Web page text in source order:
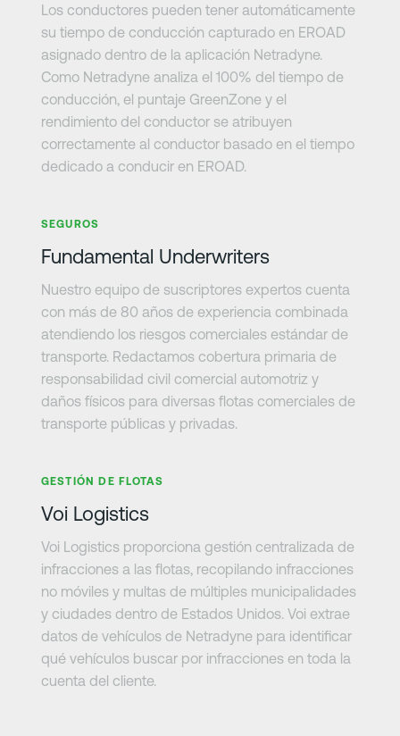
Los conductores pueden tener automáticamente
su tiempo de conducción capturado en EROAD
asignado dentro de la aplicación Netradyne.
Como Netradyne analiza el 100% del tiempo de
conducción, el puntaje GreenZone y el
rendimiento del conductor se atribuyen
correctamente al conductor basado en el tiempo
dedicado a conducir en EROAD.
SEGUROS
Fundamental Underwriters
Nuestro equipo de suscriptores expertos cuenta
con más de 80 años de experiencia combinada
atendiendo los riesgos comerciales estándar de
transporte. Redactamos cobertura primaria de
responsabilidad civil comercial automotriz y
daños físicos para diversas flotas comerciales de
transporte públicas y privadas.
GESTIÓN DE FLOTAS
Voi Logistics
Voi Logistics proporciona gestión centralizada de
infracciones a las flotas, recopilando infracciones
no móviles y multas de múltiples municipalidades
y ciudades dentro de Estados Unidos. Voi extrae
datos de vehículos de Netradyne para identificar
qué vehículos buscar por infracciones en toda la
cuenta del cliente.